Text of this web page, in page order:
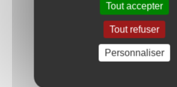
Dans certaines circonstances,
recevoir des données sous
électroniqueet/ou de nous
transmettre ces informations
Tout accepter
Tout refuser
Personnaliser